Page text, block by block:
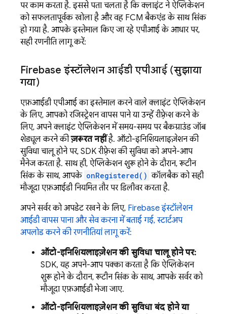
पर काम करता है. इससे पता चलता है कि क्लाइंट ने ऐप्लिकेशन
को सफलतापूर्वक खोला है और वह FCM बैकएंड के साथ सिंक
हो गया है. आपके इस्तेमाल किए जा रहे एपीआई के आधार पर,
सही रणनीति लागू करें:
Firebase इंस्टॉलेशन आईडी एपीआई (सुझाया
गया)
एफ़आईडी एपीआई का इस्तेमाल करने वाले क्लाइंट ऐप्लिकेशन
के लिए, आपको रजिस्ट्रेशन वापस पाने या उन्हें रीफ़्रेश करने के
लिए, अपने क्लाइंट ऐप्लिकेशन में समय-समय पर बैकग्राउंड जॉब
शेड्यूल करने कीज़रूरत नहींहै. ऑटो-इनिशियलाइज़ेशन की
सुविधा चालू होने पर, SDK रीफ़्रेश की सुविधा को अपने-आप
मैनेज करता है. साथ ही, ऐप्लिकेशन शुरू होने के दौरान, रूटीन
सिंक के साथ, आपके onRegistered() कॉलबैक को सही
मौजूदा एफ़आईडी नियमित तौर पर डिलीवर करता है.
अपने सर्वर को अपडेट रखने के लिए, Firebase इंस्टॉलेशन
आईडी वापस पाना और सेव करना में बताई गई, स्टार्टअप
अपलोड करने की रणनीतियां लागू करें:
ऑटो-इनिशियलाइज़ेशन की सुविधा चालू होने पर:
SDK, यह अपने-आप पक्का करता है कि ऐप्लिकेशन
शुरू होने के दौरान, रूटीन सिंक के साथ, आपके सर्वर को
मौजूदा एफ़आईडी भेजा जाए.
ऑटो-इनिशियलाइज़ेशन की सुविधा बंद होने या